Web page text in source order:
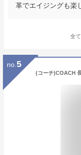
革でエイジングも楽
全
no. 5